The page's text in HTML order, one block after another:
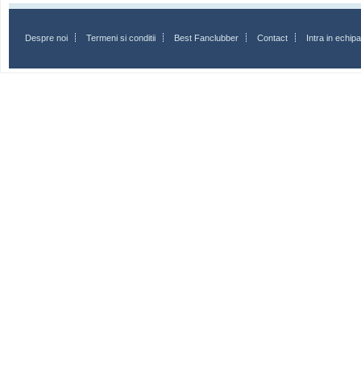
Despre noi Termeni si conditii Best Fanclubber Contact Intra in